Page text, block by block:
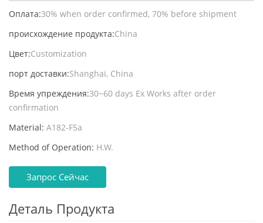
Оплата:30% when order confirmed, 70% before shipment
происхождение продукта:China
Цвет:Customization
порт доставки:Shanghai, China
Время упреждения:30~60 days Ex Works after order
confirmation
Material: A182-F5a
Method of Operation: H.W.
Запрос Сейчас
Деталь Продукта